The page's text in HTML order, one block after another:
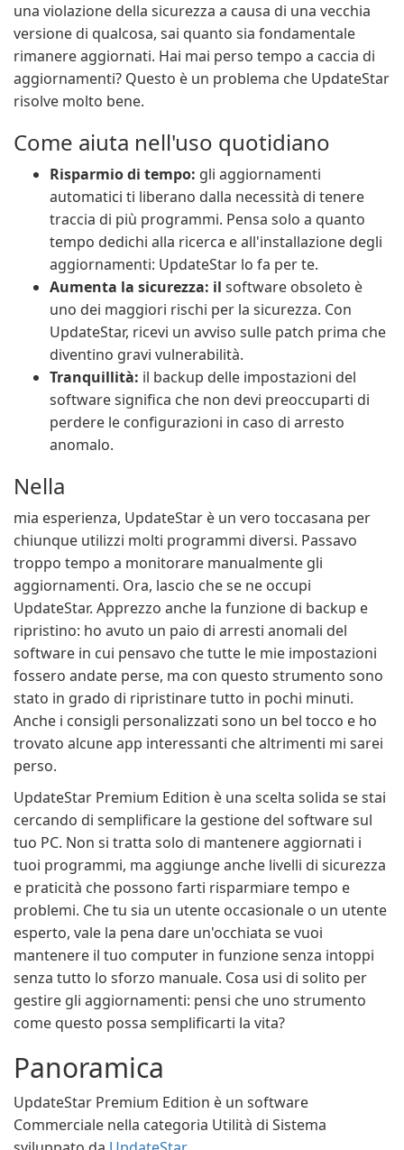
una violazione della sicurezza a causa di una vecchia
versione di qualcosa, sai quanto sia fondamentale
rimanere aggiornati. Hai mai perso tempo a caccia di
aggiornamenti? Questo è un problema che UpdateStar
risolve molto bene.
Come aiuta nell'uso quotidiano
Risparmio di tempo: gli aggiornamenti
automatici ti liberano dalla necessità di tenere
traccia di più programmi. Pensa solo a quanto
tempo dedichi alla ricerca e all'installazione degli
aggiornamenti: UpdateStar lo fa per te.
Aumenta la sicurezza: il software obsoleto è
uno dei maggiori rischi per la sicurezza. Con
UpdateStar, ricevi un avviso sulle patch prima che
diventino gravi vulnerabilità.
Tranquillità: il backup delle impostazioni del
software significa che non devi preoccuparti di
perdere le configurazioni in caso di arresto
anomalo.
Nella
mia esperienza, UpdateStar è un vero toccasana per
chiunque utilizzi molti programmi diversi. Passavo
troppo tempo a monitorare manualmente gli
aggiornamenti. Ora, lascio che se ne occupi
UpdateStar. Apprezzo anche la funzione di backup e
ripristino: ho avuto un paio di arresti anomali del
software in cui pensavo che tutte le mie impostazioni
fossero andate perse, ma con questo strumento sono
stato in grado di ripristinare tutto in pochi minuti.
Anche i consigli personalizzati sono un bel tocco e ho
trovato alcune app interessanti che altrimenti mi sarei
perso.
UpdateStar Premium Edition è una scelta solida se stai
cercando di semplificare la gestione del software sul
tuo PC. Non si tratta solo di mantenere aggiornati i
tuoi programmi, ma aggiunge anche livelli di sicurezza
e praticità che possono farti risparmiare tempo e
problemi. Che tu sia un utente occasionale o un utente
esperto, vale la pena dare un'occhiata se vuoi
mantenere il tuo computer in funzione senza intoppi
senza tutto lo sforzo manuale. Cosa usi di solito per
gestire gli aggiornamenti: pensi che uno strumento
come questo possa semplificarti la vita?
Panoramica
UpdateStar Premium Edition è un software
Commerciale nella categoria Utilità di Sistema